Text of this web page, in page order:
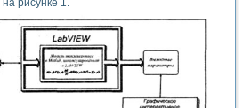
рисунке 1.